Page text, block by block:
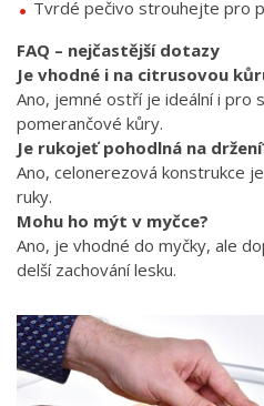
Tvrdé pečivo strouhejte pro
FAQ – nejčastější dotazy
Je vhodné i na citrusovou
Ano, jemné ostří je ideální i pro
pomerančové kůry.
Je rukojeť pohodlná na
Ano, celonerezová konstrukce
ruky.
Mohu ho mýt v myčce?
Ano, je vhodné do myčky, ale
delší zachování lesku.